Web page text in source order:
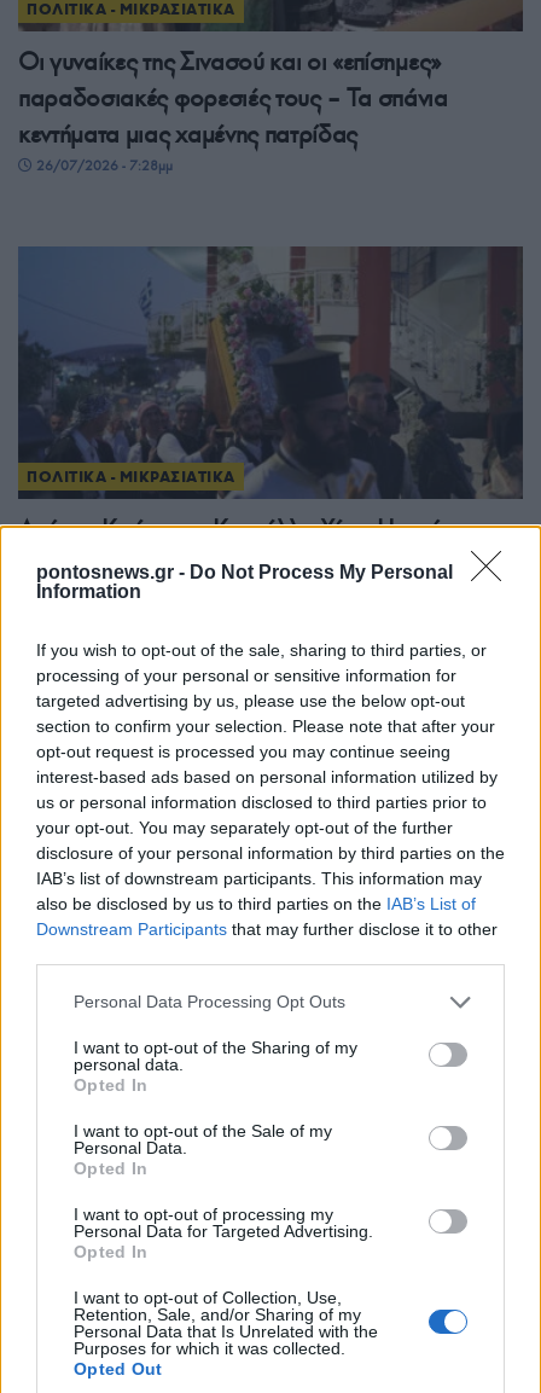
pontosnews.gr - Do Not Process My Personal
Information
If you wish to opt-out of the sale, sharing to third parties, or
processing of your personal or sensitive information for
targeted advertising by us, please use the below opt-out
section to confirm your selection. Please note that after your
opt-out request is processed you may continue seeing
interest-based ads based on personal information utilized by
us or personal information disclosed to third parties prior to
your opt-out. You may separately opt-out of the further
disclosure of your personal information by third parties on the
IAB’s list of downstream participants. This information may
also be disclosed by us to third parties on the IAB’s List of
Downstream Participants that may further disclose it to other
Please note that this website/app uses one or more Google
not limited to your visit or usage behaviour. You may click to
grant or deny consent to Google and its third-party tags to
use your data for below specified purposes in below Google
consent section.
Personal Data Processing Opt Outs
I want to opt-out of the Sharing of my
personal data.
Opted In
I want to opt-out of the Sale of my
Personal Data.
Opted In
I want to opt-out of processing my
Personal Data for Targeted Advertising.
Opted In
I want to opt-out of Collection, Use,
Retention, Sale, and/or Sharing of my
Personal Data that Is Unrelated with the
Purposes for which it was collected.
Opted Out
ΠΟΛΙΤΙΚΑ - ΜΙΚΡΑΣΙΑΤΙΚΑ
Οι γυναίκες της Σινασού και οι «επίσημες»
παραδοσιακές φορεσιές τους – Τα σπάνια
κεντήματα μιας χαμένης πατρίδας
26/07/2026 - 7:28μμ
ΠΟΛΙΤΙΚΑ - ΜΙΚΡΑΣΙΑΤΙΚΑ
Από την Κρήνη στο Καστέλλο Χίου: Η εικόνα της
Αγίας Παρασκευής που πέρασε το Αιγαίο
26/07/2026 - 3:06μμ
ΠΟΛΙΤΙΚΑ - ΜΙΚΡΑΣΙΑΤΙΚΑ
Πώς η μετανάστευση στη Μικρά Ασία άλλαξε τον
χάρτη της Οθωμανικής Αυτοκρατορίας
ΠΟΛΙΤΙΚΑ - ΜΙΚΡΑΣΙΑΤΙΚΑ